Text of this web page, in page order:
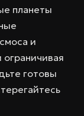
планеты
и
готовы